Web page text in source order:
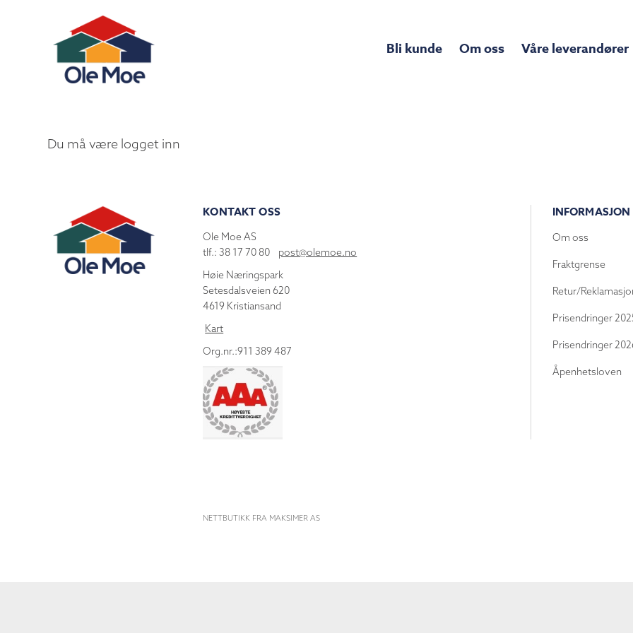
Bli kunde Om oss Våre leverandører
Du må være logget inn
KONTAKT OSS
Ole Moe AS
tlf.: 38 17 70 80 post@olemoe.no
Høie Næringspark
Setesdalsveien 620
4619 Kristiansand
Kart
Org.nr.:911 389 487
INFORMASJON
Om oss
Fraktgrense
Retur/
Prisendringer
Prisendringer
Åpenhetsloven
NETTBUTIKK FRA MAKSIMER AS